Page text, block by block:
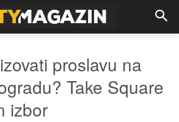
proslavu na
Take Square
izbor